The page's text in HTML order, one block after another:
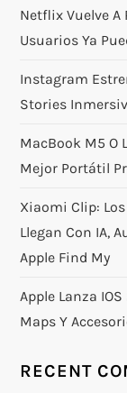
Netflix Vuelve
Usuarios Ya
Instagram
Stories
MacBook M5 O
Mejor Portátil
Xiaomi Clip:
Llegan Con IA,
Apple Find My
Apple Lanza
Maps Y
RECENT